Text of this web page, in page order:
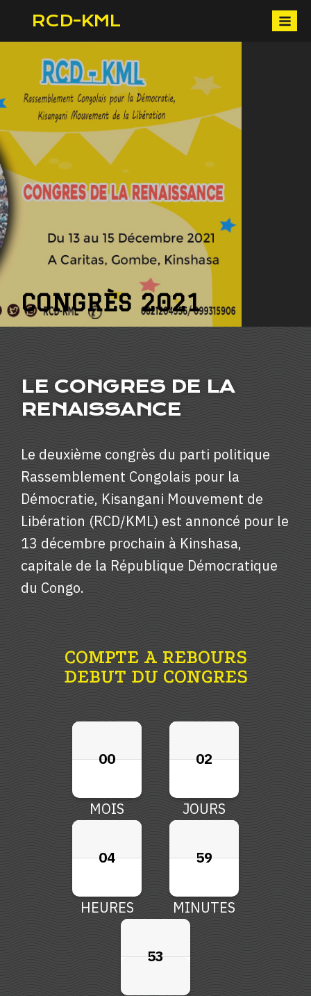
RCD-KML
CONGRÈS 2021
LE CONGRES DE LA
RENAISSANCE
Le deuxième congrès du parti politique
Rassemblement Congolais pour la
Démocratie, Kisangani Mouvement de
Libération (RCD/KML) est annoncé pour le
13 décembre prochain à Kinshasa,
capitale de la République Démocratique
du Congo.
COMPTE A REBOURS
DEBUT DU CONGRES
00
00
00
00
MOIS
02
02
02
02
JOURS
04
04
04
04
HEURES
59
59
59
59
MINUTES
52
52
52
52